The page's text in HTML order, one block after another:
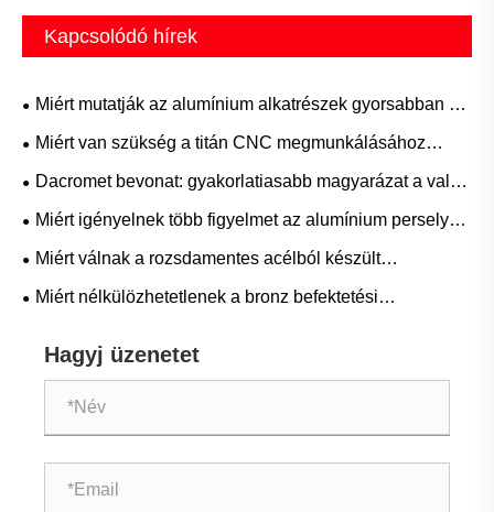
Kapcsolódó hírek
Miért mutatják az alumínium alkatrészek gyorsabban az
eltéréseket, mint az acél?
Miért van szükség a titán CNC megmunkálásához
nagynyomású hűtőfolyadékra és speciális
Dacromet bevonat: gyakorlatiasabb magyarázat a valós
használatból
Miért igényelnek több figyelmet az alumínium perselyek,
mint amennyit a méretük sugall?
Miért válnak a rozsdamentes acélból készült
öntvényalkatrészek ma a legmegbízhatóbb megoldás a
Miért nélkülözhetetlenek a bronz befektetési
Hagyj üzenetet